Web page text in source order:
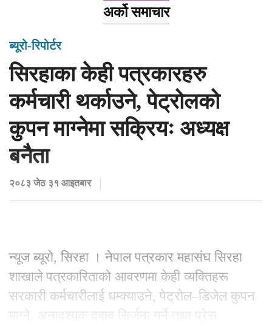
अर्को समाचार
ब्यूरो-रिपोर्टर
सिरहाका केही पत्रकारहरु
कर्मचारी थर्काउने, पेट्रोलको
कुपन माग्नेमा सक्रियः अध्यक्ष
बनैता
२०८३ जेठ ३१ आइतबार
न्यूज ब्यूरो, सिरहा । नेपाल पत्रकार महासंघ सिरहा
शाखाले पत्रकारिताको आवरणमा केही व्यक्तिहरू
सरकारी कर्मचारीलाई धम्क्याउने, पेट्रोल–डिजेल कुपन
माग्ने, अनावश्यक दबाब सिर्जना गर्ने तथा प्रेस